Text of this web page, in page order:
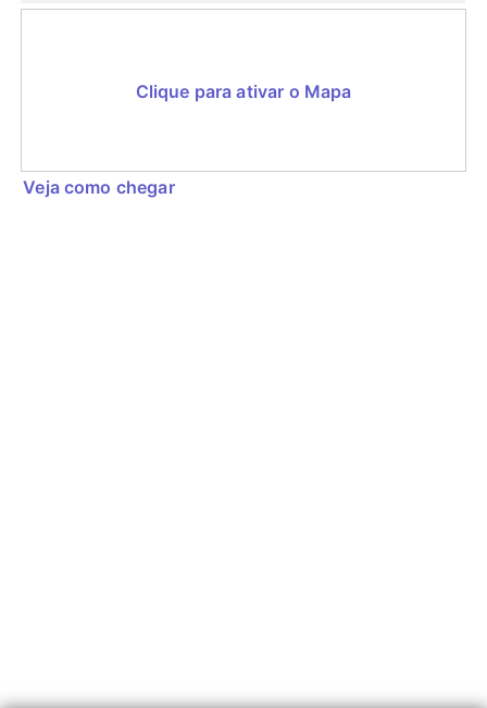
Clique para ativar o Mapa
Veja como chegar